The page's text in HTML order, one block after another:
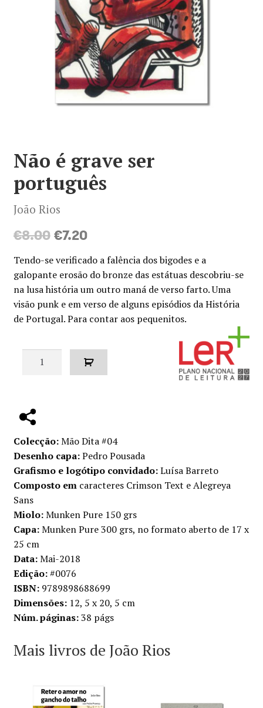
Minha conta
Política de privacidade
Termos e Condições
Mapa do site
Não é grave ser
português
João Rios
€8.00 O
preço
original
era:
€8.00.
€7.20O
preço
atual
é:
€7.20.
Tendo-se verificado a falência dos bigodes e a
galopante erosão do bronze das estátuas descobriu-se
na lusa história um outro maná de verso farto. Uma
visão punk e em verso de alguns episódios da História
de Portugal. Para contar aos pequenitos.
Quantidade
grave
ser
português
Colecção:Mão Dita #04
Desenho capa:Pedro Pousada
Grafismo e logótipo convidado:Luísa Barreto
Composto emcaracteres Crimson Text e Alegreya
Sans
Miolo:Munken Pure 150 grs
Capa:Munken Pure 300 grs, no formato aberto de 17 x
25 cm
Data:Mai-2018
Edição:#0076
ISBN:9789898688699
Dimensões:12, 5 x 20, 5 cm
Núm. páginas:38 págs
Mais livros de João Rios